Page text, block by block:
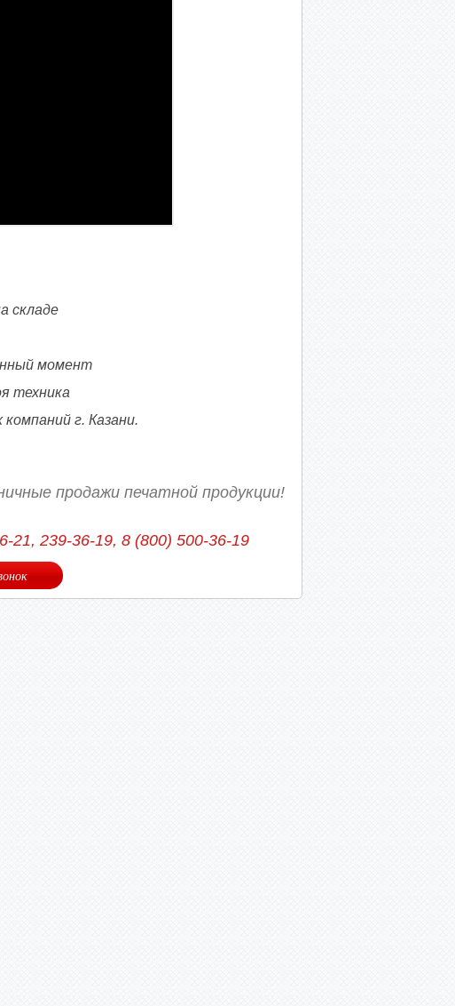
складе
момент
техника
г. Казани.
продажи печатной продукции!
21, 239-36-19, 8 (800) 500-36-19